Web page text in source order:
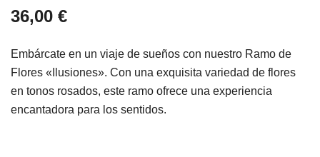
36,00 €
Embárcate en un viaje de sueños con nuestro Ramo de
Flores «Ilusiones». Con una exquisita variedad de flores
en tonos rosados, este ramo ofrece una experiencia
encantadora para los sentidos.